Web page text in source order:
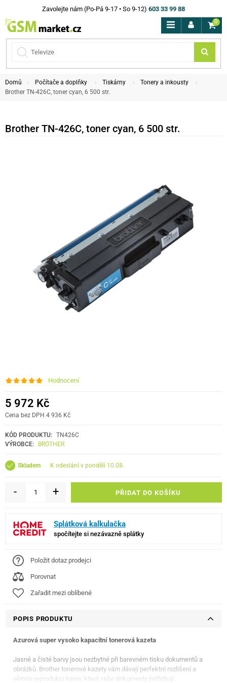
Zavolejte nám (Po-Pá 9-17 • So 9-12) 603 33 99 88
0
Domů Počítače a doplňky Tiskárny
Tonery a inkousty
Brother TN-426C, toner cyan, 6 500 str.
Brother TN-426C, toner cyan, 6 500 str.
Hodnocení
5 972 Kč
Cena bez DPH 4 936 Kč
KÓD PRODUKTU: TN426C
VÝROBCE:
BROTHER
Skladem k odeslání v pondělí 10.08.
- + PŘIDAT DO KOŠÍKU
Splátková kalkulačka
spočítejte si nezávazně splátky
Položit dotaz prodejci
Porovnat
Zařadit mezi oblíbené
POPIS PRODUKTU
Azurová super vysoko kapacitní tonerová kazeta
Jasné a čisté barvy jsou nezbytné při barevném tisku dokumentů a
obrázků. Brother tonerové kazety vám dávají perfektní rozlišení a
věrnou reprodukci barev, které vaše dokumenty potřebují.